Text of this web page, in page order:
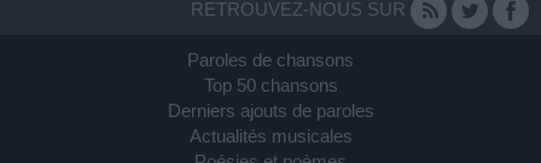
RETROUVEZ-NOUS SUR
Paroles de chansons
Top 50 chansons
Derniers ajouts de paroles
Actualités musicales